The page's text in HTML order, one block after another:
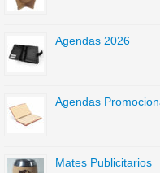
Agendas 2026
Agendas
Mates Publicitarios